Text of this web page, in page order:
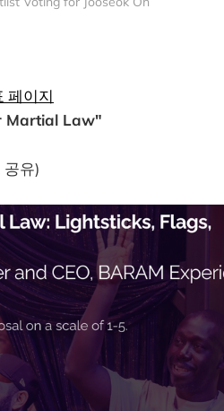
페이지
Martial Law"
공유)